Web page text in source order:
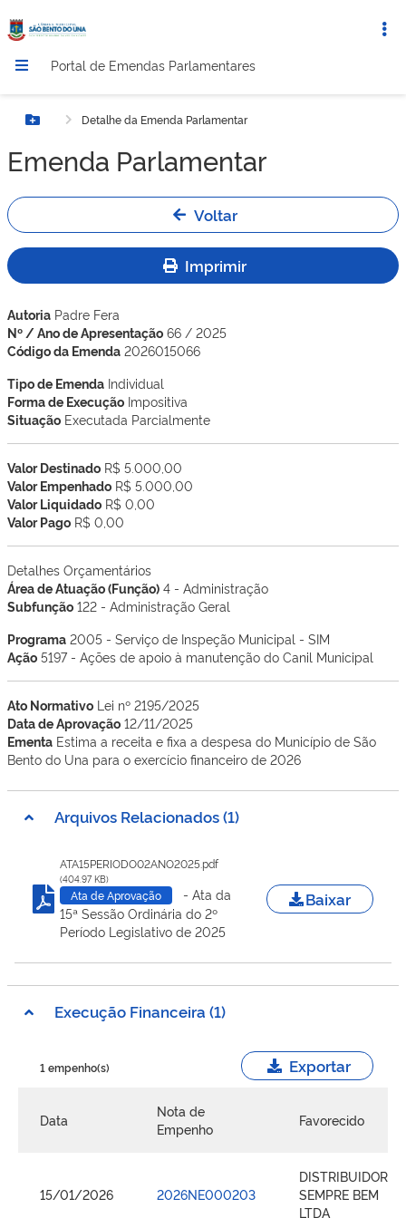
Portal de Emendas Parlamentares
Botão MenuDetalhe da Emenda Parlamentar
Emenda Parlamentar
Voltar
Imprimir
Autoria Padre Fera
Nº / Ano de Apresentação 66 / 2025
Código da Emenda 2026015066
Tipo de Emenda Individual
Forma de Execução Impositiva
Situação Executada Parcialmente
Valor Destinado R$ 5.000,00
Valor Empenhado R$ 5.000,00
Valor Liquidado R$ 0,00
Valor Pago R$ 0,00
Detalhes Orçamentários
Área de Atuação (Função) 4 - Administração
Subfunção 122 - Administração Geral
Programa 2005 - Serviço de Inspeção Municipal - SIM
Ação 5197 - Ações de apoio à manutenção do Canil Municipal
Ato Normativo Lei nº 2195/2025
Data de Aprovação 12/11/2025
Ementa Estima a receita e fixa a despesa do Município de São
Bento do Una para o exercício financeiro de 2026
Arquivos Relacionados (1)
ATA15PERIODO02ANO2025.pdf
(404.97 KB)
Ata de Aprovação
- Ata da
15ª Sessão Ordinária do 2º
Período Legislativo de 2025
Baixar
Execução Financeira (1)
1 empenho(s) Exportar
Data
Nota de
Empenho
Favorecido
15/01/2026 2026NE000203
DISTRIBUIDORA
SEMPRE BEM
LTDA